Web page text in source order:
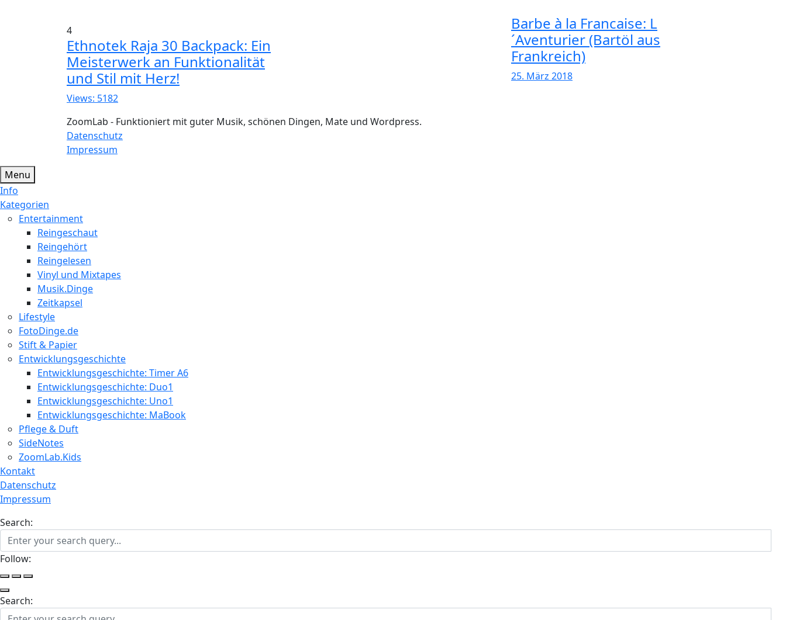
4
Ethnotek Raja 30 Backpack: Ein
Meisterwerk an Funktionalität
und Stil mit Herz!
Views: 5182
Barbe à la Francaise: L
´Aventurier (Bartöl aus
Frankreich)
25. März 2018
ZoomLab - Funktioniert mit guter Musik, schönen Dingen, Mate und Wordpress.
Datenschutz
Impressum
Menu
Info
Kategorien
Entertainment
Reingeschaut
Reingehört
Reingelesen
Vinyl und Mixtapes
Musik.Dinge
Zeitkapsel
Lifestyle
FotoDinge.de
Stift & Papier
Entwicklungsgeschichte
Entwicklungsgeschichte: Timer A6
Entwicklungsgeschichte: Duo1
Entwicklungsgeschichte: Uno1
Entwicklungsgeschichte: MaBook
Pflege & Duft
SideNotes
ZoomLab.Kids
Kontakt
Datenschutz
Impressum
Search:
Follow:
Search: